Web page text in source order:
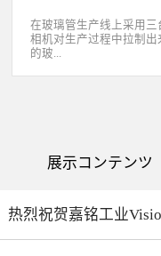
在玻璃管生产线上采用三
相机对生产过程中拉制出
的玻...
产速度最快是每分钟150
米。展示コンテンツ